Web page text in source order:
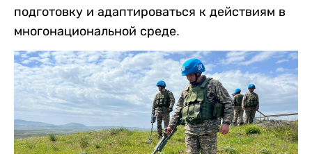
подготовку и адаптироваться к действиям в
многонациональной среде.